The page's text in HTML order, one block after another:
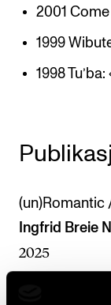
2001
1999
1998
Ingfrid Breie
2025